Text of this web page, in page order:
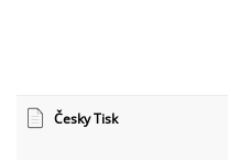
Česky Tisk